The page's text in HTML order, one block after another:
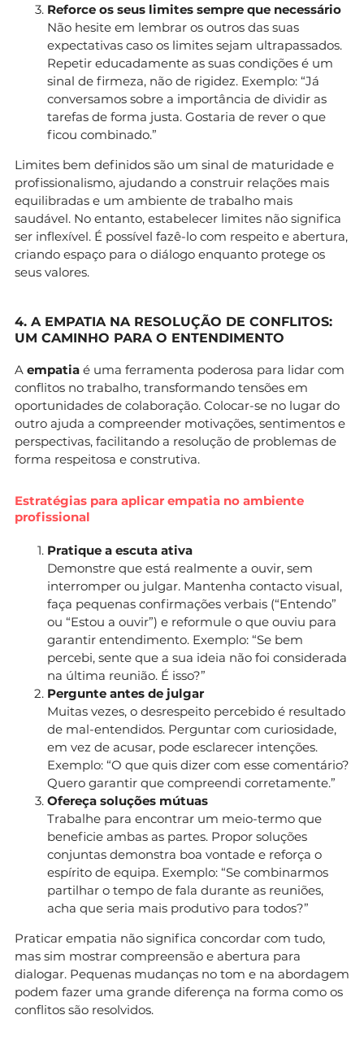
Reforce os seus limites sempre que necessário
Não hesite em lembrar os outros das suas
expectativas caso os limites sejam ultrapassados.
Repetir educadamente as suas condições é um
sinal de firmeza, não de rigidez. Exemplo: “Já
conversamos sobre a importância de dividir as
tarefas de forma justa. Gostaria de rever o que
ficou combinado.”
Limites bem definidos são um sinal de maturidade e
profissionalismo, ajudando a construir relações mais
equilibradas e um ambiente de trabalho mais
saudável. No entanto, estabelecer limites não significa
ser inflexível. É possível fazê-lo com respeito e abertura,
criando espaço para o diálogo enquanto protege os
seus valores.
4. A EMPATIA NA RESOLUÇÃO DE CONFLITOS:
UM CAMINHO PARA O ENTENDIMENTO
A empatia é uma ferramenta poderosa para lidar com
conflitos no trabalho, transformando tensões em
oportunidades de colaboração. Colocar-se no lugar do
outro ajuda a compreender motivações, sentimentos e
perspectivas, facilitando a resolução de problemas de
forma respeitosa e construtiva.
Estratégias para aplicar empatia no ambiente
profissional
Pratique a escuta ativa
Demonstre que está realmente a ouvir, sem
interromper ou julgar. Mantenha contacto visual,
faça pequenas confirmações verbais (“Entendo”
ou “Estou a ouvir”) e reformule o que ouviu para
garantir entendimento. Exemplo: “Se bem
percebi, sente que a sua ideia não foi considerada
na última reunião. É isso?”
Pergunte antes de julgar
Muitas vezes, o desrespeito percebido é resultado
de mal-entendidos. Perguntar com curiosidade,
em vez de acusar, pode esclarecer intenções.
Exemplo: “O que quis dizer com esse comentário?
Quero garantir que compreendi corretamente.”
Ofereça soluções mútuas
Trabalhe para encontrar um meio-termo que
beneficie ambas as partes. Propor soluções
conjuntas demonstra boa vontade e reforça o
espírito de equipa. Exemplo: “Se combinarmos
partilhar o tempo de fala durante as reuniões,
acha que seria mais produtivo para todos?”
Praticar empatia não significa concordar com tudo,
mas sim mostrar compreensão e abertura para
dialogar. Pequenas mudanças no tom e na abordagem
podem fazer uma grande diferença na forma como os
conflitos são resolvidos.